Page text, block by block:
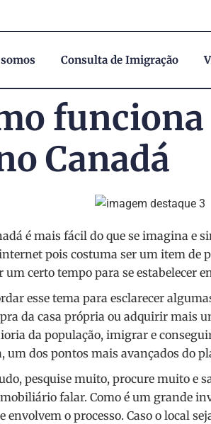
Consulta de Imigração
Canadá
é mais fácil do que se imagina e
pois costuma ser um item de
certo tempo para se estabelecer
esse tema para esclarecer
da casa própria ou adquirir mais
da população, imigrar e
um dos pontos mais avançados do
pesquise muito, procure muito e
falar. Como é um grande
envolvem o processo. Caso o local